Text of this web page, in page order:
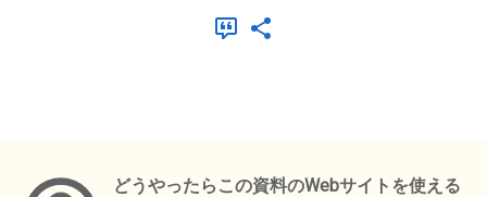
どうやったらこの資料のWebサイトを使える